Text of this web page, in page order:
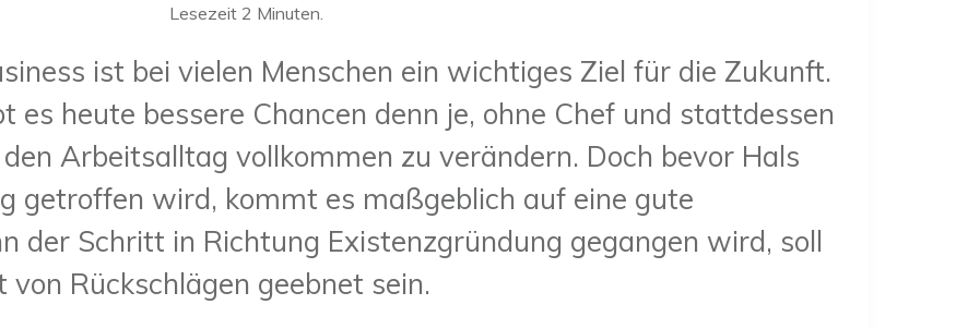
Lesezeit 2 Minuten.
ist bei vielen Menschen ein wichtiges Ziel für die Zukunft.
es heute bessere Chancen denn je, ohne Chef und stattdessen
Arbeitsalltag vollkommen zu verändern. Doch bevor Hals
getroffen wird, kommt es maßgeblich auf eine gute
der Schritt in Richtung Existenzgründung gegangen wird, soll
Rückschlägen geebnet sein.